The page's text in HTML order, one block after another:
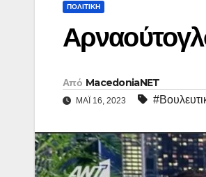
ΠΟΛΙΤΙΚΉ
Από MacedoniaNET
ΜΆΙ 16, 2023